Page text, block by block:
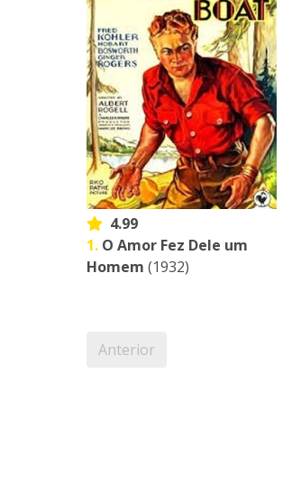
4.99
1. O Amor Fez Dele um
Homem (1932)
Anterior